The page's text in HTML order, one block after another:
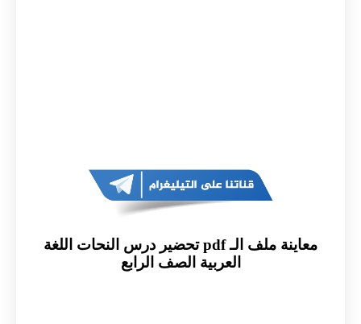
معاينة ملف الـ pdf تحضير درس النحات اللغة
العربية الصف الرابع